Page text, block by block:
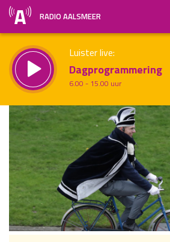
RADIO AALSMEER
Luister live:
Dagprogrammering
6.00 - 15.00 uur
Vorig uur uur 1 van x
Inklappen